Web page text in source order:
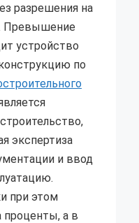
разрешения на
Превышение
устройство
по
экспертиза
и ввод
при этом
проценты, а в